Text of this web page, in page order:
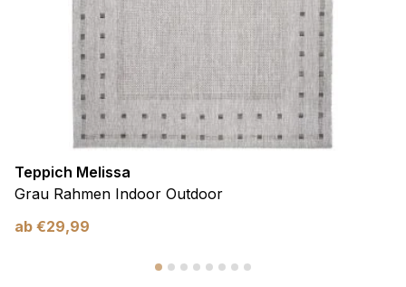
Teppich Melissa
Grau Rahmen Indoor Outdoor
ab €29,99